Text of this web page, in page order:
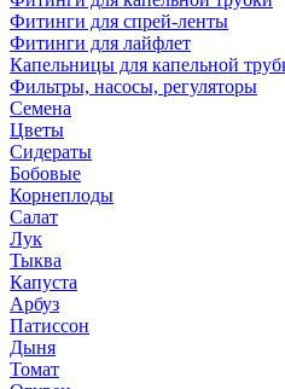
Фитинги для спрей-ленты
Фитинги для лайфлет
Капельницы для капельной
Фильтры, насосы, регуляторы
Семена
Цветы
Сидераты
Бобовые
Корнеплоды
Салат
Лук
Тыква
Капуста
Арбуз
Патиссон
Дыня
Томат